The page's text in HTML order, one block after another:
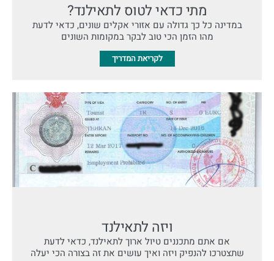
מתי כדאי לטוס לתאילנד?
במדינה כל כך גדולה עם אזורי אקלים שונים, כדאי לדעת
מהו הזמן הכי טוב לבקר במקומות השונים
לקריאת המדריך
ויזה לתאילנד
אם אתם מתכננים טיול ארוך לתאילנד, כדאי לדעת
שתצטרכו להנפיק ויזה ואיך עושים את זה בצורה הכי יעלה